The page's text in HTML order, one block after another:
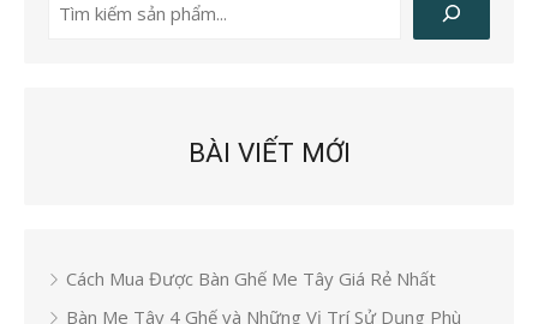
BÀI VIẾT MỚI
Cách Mua Được Bàn Ghế Me Tây Giá Rẻ Nhất
Bàn Me Tây 4 Ghế và Những Vị Trí Sử Dụng Phù